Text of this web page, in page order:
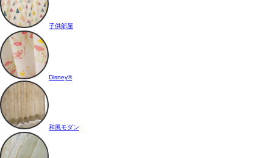
子供部屋
Disney®
和風モダン